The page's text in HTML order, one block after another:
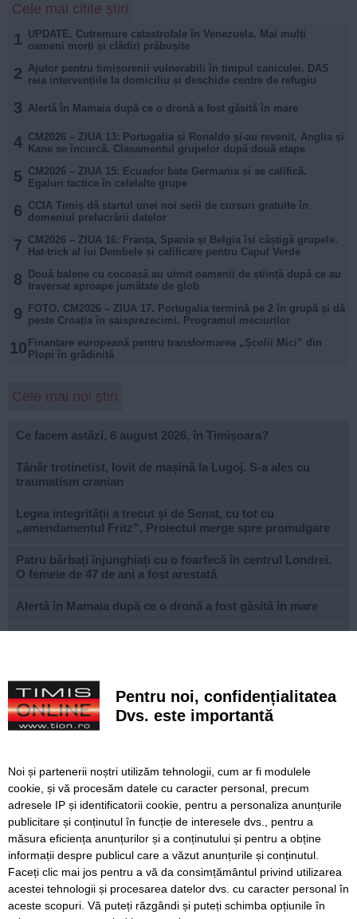
Cele mai citite știri
1
UPDATE. Cutremure catastrofale în Venezuela. Mai mulți
oameni morți și clădiri prăbușite
2 Ajutor pentru timișorenii vulnerabili în timpul caniculei. DAS
reia intervențiile la domiciliu și deschide centre de refugiu
3 Alertă în Mamaia după ce o dronă a fost găsită în mare
4 CM2026 – ZIUA 13: Portugalia și Ronaldo și-au revenit, Anglia și
Kane se încurcă. Clasamentul grupelor după două etape
5 CM2026 – ZIUA 15: Ecuador bate Germania și se califică.
Egaluri tactice în celelalte grupe
6 CCIA Timiș dă startul unei noi serii de cursuri gratuite în
domeniul prelucrării datelor
7 CM2026 – ZIUA 16: Franța, Spania și Belgia își câștigă grupele.
Hat-trick al lui Dembele și calificare pentru Capul Verde
8
Două balene cu cocoașă au uimit oamenii de știință după ce au
traversat aproape jumătate de glob
9
FOTO. CM2026 – ZIUA 17. Portugalia termină pe 2 în grupă și dă
peste Croația în șaisprezecimi. Programul meciurilor
10 Finanțare europeană pentru transformarea „Școlii Mici” din
Plopi în grădiniță
Cele mai noi știri
Ce facem astăzi, 6 august 2026, în Timișoara?
Tânăr trotinetist, lovit de mașină la Lugoj. S-a ales cu
traumatism cranian
Legea integrității a trecut și de Senat, cu tot cu
„amendamentul Fritz”. Proiectul merge spre promulgare
Patru bărbați înjunghiați cu o foarfecă în centrul Londrei.
O femeie de 47 de ani a fost arestată
Alertă în Mamaia după ce o dronă a fost găsită în mare
Canicula continuă în Timiș. Direcția de Asistență Socială
distribuie apă și alimente persoanelor vulnerabile
PSD îl amenință, de la București, pe prefectul de Timiș,
Un copil din Hunedoara, amenințat cu un cutter de tatăl
său
Atenție la mesajele SMS false privind plata parcării
Pentru noi, confidențialitatea
Dvs. este importantă
Noi și partenerii noștri utilizăm tehnologii, cum ar fi modulele
cookie, și vă procesăm datele cu caracter personal, precum
adresele IP și identificatorii cookie, pentru a personaliza anunțurile
publicitare și conținutul în funcție de interesele dvs., pentru a
măsura eficiența anunțurilor și a conținutului și pentru a obține
informații despre publicul care a văzut anunțurile și conținutul.
Faceți clic mai jos pentru a vă da consimțământul privind utilizarea
acestei tehnologii și procesarea datelor dvs. cu caracter personal în
aceste scopuri. Vă puteți răzgândi și puteți schimba opțiunile în